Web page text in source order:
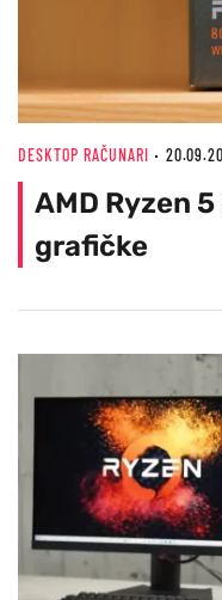
DESKTOP RAČUNARI
AMD Ryzen
grafičke